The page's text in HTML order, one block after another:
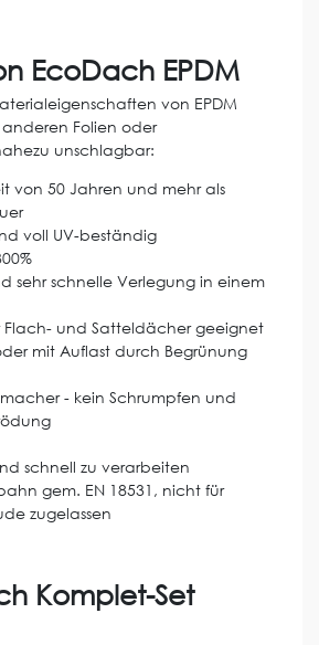
EcoDach EPDM
von EPDM
Folien oder
unschlagbar:
von 50 Jahren und mehr als
voll UV-beständig
sehr schnelle Verlegung in einem
Flach- und Satteldächer geeignet
mit Auflast durch Begrünung
- kein Schrumpfen und
schnell zu verarbeiten
gem. EN 18531, nicht für
zugelassen
Komplet-Set